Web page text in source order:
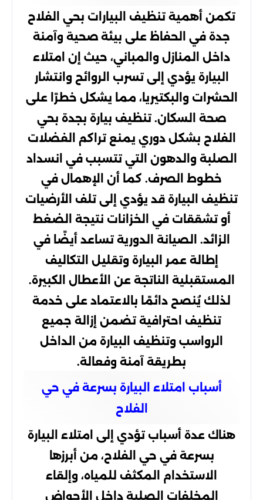
تكمن أهمية تنظيف البيارات بحي الفلاح
جدة في الحفاظ على بيئة صحية وآمنة
داخل المنازل والمباني، حيث إن امتلاء
البيارة يؤدي إلى تسرب الروائح وانتشار
الحشرات والبكتيريا، مما يشكل خطرًا على
صحة السكان. تنظيف بيارة بجدة بحي
الفلاح بشكل دوري يمنع تراكم الفضلات
الصلبة والدهون التي تتسبب في انسداد
خطوط الصرف. كما أن الإهمال في
تنظيف البيارة قد يؤدي إلى تلف الأرضيات
أو تشققات في الخزانات نتيجة الضغط
الزائد. الصيانة الدورية تساعد أيضًا في
إطالة عمر البيارة وتقليل التكاليف
المستقبلية الناتجة عن الأعطال الكبيرة.
لذلك يُنصح دائمًا بالاعتماد على خدمة
تنظيف احترافية تضمن إزالة جميع
الرواسب وتنظيف البيارة من الداخل
بطريقة آمنة وفعالة.
أسباب امتلاء البيارة بسرعة في حي
الفلاح
هناك عدة أسباب تؤدي إلى امتلاء البيارة
بسرعة في حي الفلاح، من أبرزها
الاستخدام المكثف للمياه، وإلقاء
المخلفات الصلبة داخل الأحواض